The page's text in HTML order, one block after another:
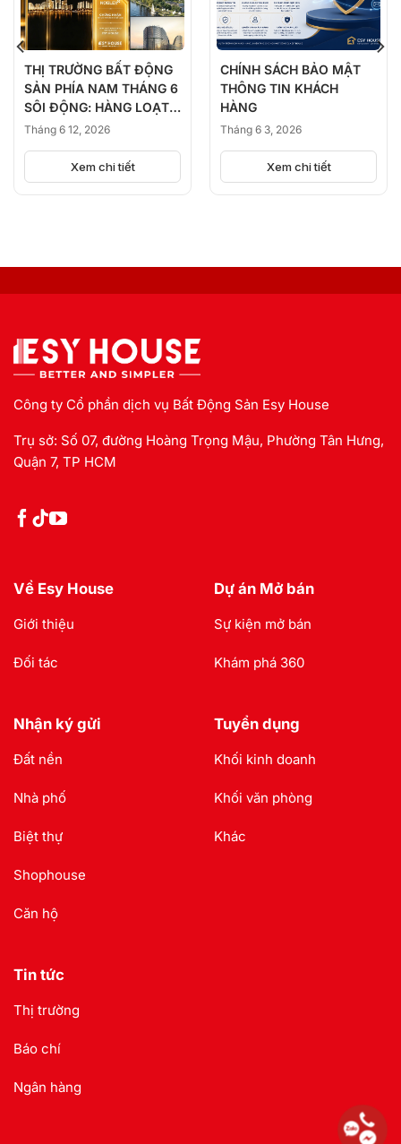
THỊ TRƯỜNG BẤT ĐỘNG
SẢN PHÍA NAM THÁNG 6
SÔI ĐỘNG: HÀNG LOẠT
DỰ ÁN ĐỒNG LOẠT
NGUỒN CUNG
Tháng 6 12, 2026
Xem chi tiết
CHÍNH SÁCH BẢO MẬT
THÔNG TIN KHÁCH
HÀNG
Tháng 6 3, 2026
Xem chi tiết
Công ty Cổ phần dịch vụ Bất Động Sản Esy House
Trụ sở: Số 07, đường Hoàng Trọng Mậu, Phường Tân Hưng,
Quận 7, TP HCM
Về Esy House
Giới thiệu
Đối tác
Dự án Mở bán
Sự kiện mở bán
Khám phá 360
Nhận ký gửi
Đất nền
Nhà phố
Biệt thự
Shophouse
Căn hộ
Tuyển dụng
Khối kinh doanh
Khối văn phòng
Khác
Tin tức
Thị trường
Báo chí
Ngân hàng